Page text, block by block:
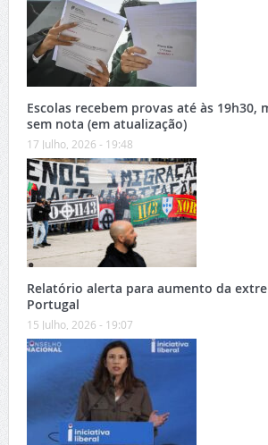
Escolas recebem provas até às 19h30,
sem nota (em atualização)
17 Julho, 2026 - 19:48
Relatório alerta para aumento da
Portugal
15 Julho, 2026 - 19:07